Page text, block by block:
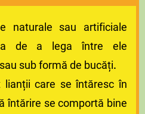
naturale sau artificiale
de a lega între ele
sub formă de bucăți.
lianții care se întăresc în
întărire se comportă bine